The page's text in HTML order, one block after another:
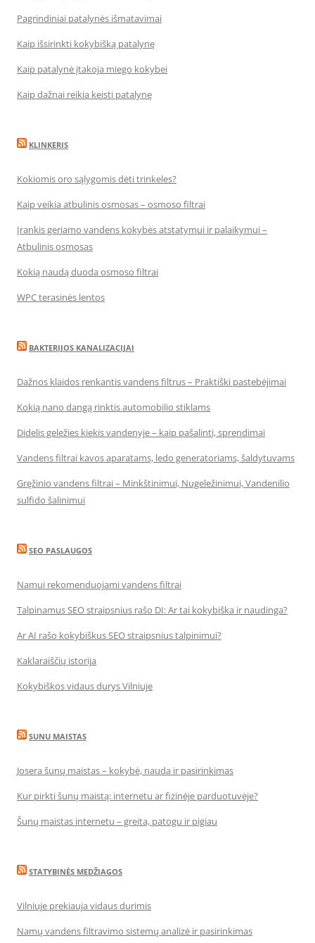
Pagrindiniai patalynės išmatavimai
Kaip išsirinkti kokybišką patalynę
Kaip patalynė įtakoja miego kokybei
Kaip dažnai reikia keisti patalynę
KLINKERIS
Kokiomis oro sąlygomis dėti trinkeles?
Kaip veikia atbulinis osmosas – osmoso filtrai
Įrankis geriamo vandens kokybės atstatymui ir palaikymui –
Atbulinis osmosas
Kokią naudą duoda osmoso filtrai
WPC terasinės lentos
BAKTERIJOS KANALIZACIJAI
Dažnos klaidos renkantis vandens filtrus – Praktiški pastebėjimai
Kokią nano dangą rinktis automobilio stiklams
Didelis geležies kiekis vandenyje – kaip pašalinti, sprendimai
Vandens filtrai kavos aparatams, ledo generatoriams, šaldytuvams
Gręžinio vandens filtrai – Minkštinimui, Nugeležinimui, Vandenilio
sulfido šalinimui
SEO PASLAUGOS
Namui rekomenduojami vandens filtrai
Talpinamus SEO straipsnius rašo DI: Ar tai kokybiška ir naudinga?
Ar AI rašo kokybiškus SEO straipsnius talpinimui?
Kaklaraiščių istorija
Kokybiškos vidaus durys Vilniuje
SUNU MAISTAS
Josera šunų maistas – kokybė, nauda ir pasirinkimas
Kur pirkti šunų maistą: internetu ar fizinėje parduotuvėje?
Šunų maistas internetu – greita, patogu ir pigiau
STATYBINĖS MEDŽIAGOS
Vilniuje prekiauja vidaus durimis
Namų vandens filtravimo sistemų analizė ir pasirinkimas